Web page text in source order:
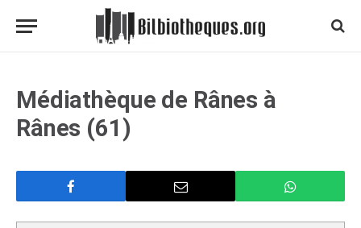
Médiathèque de Rânes à
Rânes (61)